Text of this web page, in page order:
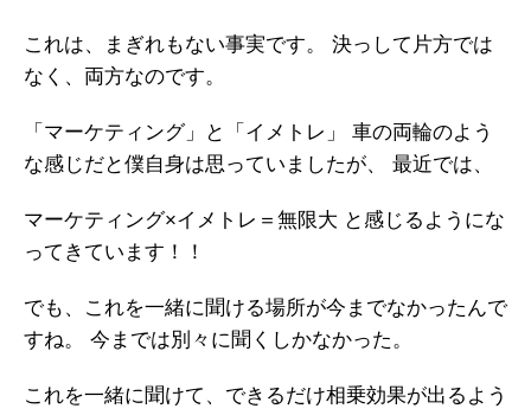
これは、まぎれもない事実です。
決っして片方では
なく、両方なのです。
「マーケティング」と「イメトレ」
車の両輪のよう
な感じだと僕自身は思っていましたが、
最近では、
マーケティング×イメトレ＝無限大 と感じるようにな
ってきています！！
でも、これを一緒に聞ける場所が今までなかったんで
すね。
今までは別々に聞くしかなかった。
これを一緒に聞けて、できるだけ相乗効果が出るよう